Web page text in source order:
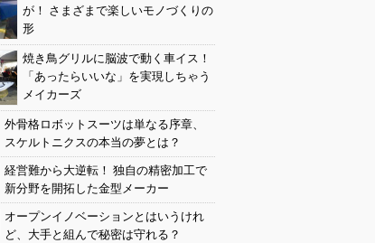
が！ さまざまで楽しいモノづくりの
形
焼き鳥グリルに脳波で動く車イス！
「あったらいいな」を実現しちゃう
メイカーズ
外骨格ロボットスーツは単なる序章、
スケルトニクスの本当の夢とは？
経営難から大逆転！ 独自の精密加工で
新分野を開拓した金型メーカー
オープンイノベーションとはいうけれ
ど、大手と組んで秘密は守れる？